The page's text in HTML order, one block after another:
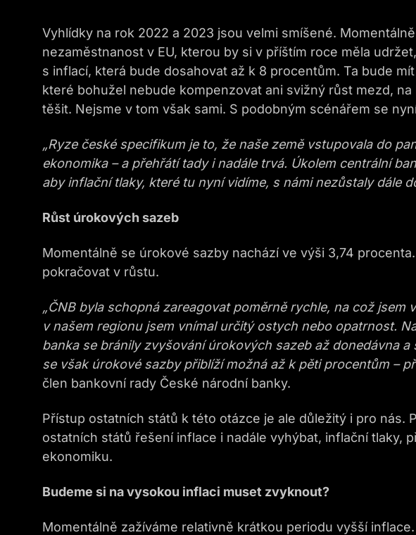
Vyhlídky na rok 2022 a 2023 jsou velmi smíšené.
nezaměstnanost v EU, kterou by si v příštím roce měla
s inflací, která bude dosahovat až k 8 procentům. Ta bude
které bohužel nebude kompenzovat ani svižný růst mezd,
těšit. Nejsme v tom však sami. S podobným scénářem se
„Ryze české specifikum je to, že naše země vstupovala do
ekonomika – a přehřátí tady i nadále trvá. Úkolem centrální
aby inflační tlaky, které tu nyní vidíme, s námi nezůstaly dále
Růst úrokových sazeb
Momentálně se úrokové sazby nachází ve výši 3,74
pokračovat v růstu.
„ČNB byla schopná zareagovat poměrně rychle, na což jsem
v našem regionu jsem vnímal určitý ostych nebo opatrnost.
banka se bránily zvyšování úrokových sazeb až donedávna
se však úrokové sazby přiblíží možná až k pěti procentům –
člen bankovní rady České národní banky.
Přístup ostatních států k této otázce je ale důležitý i pro nás.
ostatních států řešení inflace i nadále vyhýbat, inflační tlaky,
ekonomiku.
Budeme si na vysokou inflaci muset zvyknout?
Momentálně zažíváme relativně krátkou periodu vyšší